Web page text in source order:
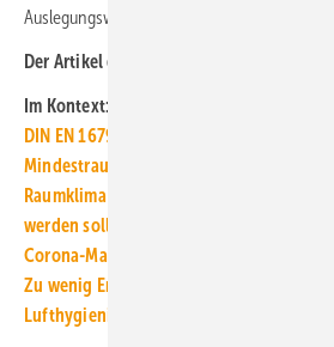
Auslegungswert für die relative
Der Artikel gehört zur
Im Kontext:
DIN EN 16798 Teil 1: Empfehlung für
Mindestraumluftfeuchte (ABO-Inhalt)
Raumklima im Museum: Warum mit
werden sollte
Corona-Maßnahmen: Auf die CO2-Dosis
Zu wenig Engagement für bessere
Lufthygienische Empfehlungen für